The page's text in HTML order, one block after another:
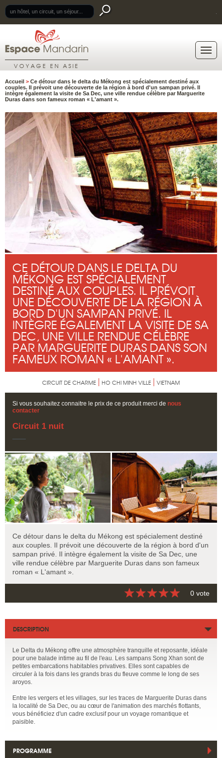
VOYAGE EN ASIE
Accueil > Ce détour dans le delta du Mékong est spécialement destiné aux
couples. Il prévoit une découverte de la région à bord d'un sampan privé. Il
intègre également la visite de Sa Dec, une ville rendue célèbre par Marguerite
Duras dans son fameux roman « L'amant ».
CE DÉTOUR DANS LE DELTA DU
MÉKONG EST SPÉCIALEMENT
DESTINÉ AUX COUPLES. IL PRÉVOIT
UNE DÉCOUVERTE DE LA RÉGION À
BORD D'UN SAMPAN PRIVÉ. IL
INTÈGRE ÉGALEMENT LA VISITE DE SA
DEC, UNE VILLE RENDUE CÉLÈBRE
PAR MARGUERITE DURAS DANS SON
FAMEUX ROMAN « L'AMANT ».
CIRCUIT DE CHARME HO CHI MINH VILLE VIETNAM
Si vous souhaitez connaitre le prix de ce produit merci de nous
contacter
Circuit 1 nuit
Ce détour dans le delta du Mékong est spécialement destiné
aux couples. Il prévoit une découverte de la région à bord d'un
sampan privé. Il intègre également la visite de Sa Dec, une
ville rendue célèbre par Marguerite Duras dans son fameux
roman « L'amant ».
0 vote
DESCRIPTION
Le Delta du Mékong offre une atmosphère tranquille et reposante, idéale
pour une balade intime au fil de l'eau. Les sampans Song Xhan sont de
petites embarcations habitables privatives. Elles sont capables de
circuler à la fois dans les grands bras du fleuve comme le long de ses
aroyos.
Entre les vergers et les villages, sur les traces de Marguerite Duras dans
la localité de Sa Dec, ou au cœur de l'animation des marchés flottants,
vous bénéficiez d'un cadre exclusif pour un voyage romantique et
paisible.
PROGRAMME